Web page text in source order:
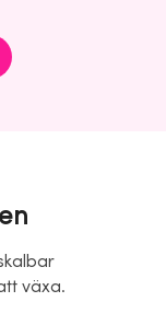
växa.